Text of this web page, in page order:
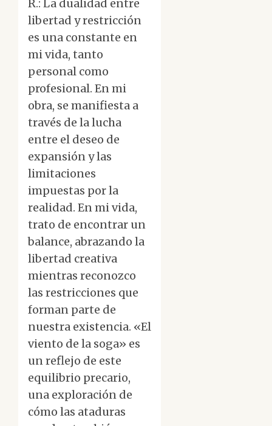
R.: La dualidad entre
libertad y restricción
es una constante en
mi vida, tanto
personal como
profesional. En mi
obra, se manifiesta a
través de la lucha
entre el deseo de
expansión y las
limitaciones
impuestas por la
realidad. En mi vida,
trato de encontrar un
balance, abrazando la
libertad creativa
mientras reconozco
las restricciones que
forman parte de
nuestra existencia. «El
viento de la soga» es
un reflejo de este
equilibrio precario,
una exploración de
cómo las ataduras